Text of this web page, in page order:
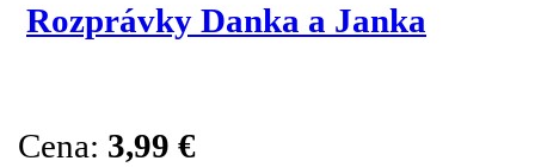
Rozprávky Danka a Janka
Cena: 3,99 €